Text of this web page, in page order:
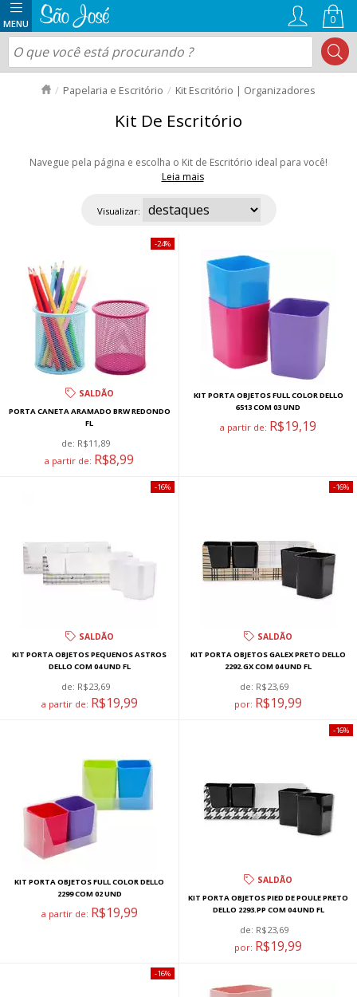
0
Papelaria e Escritório Kit Escritório | Organizadores
Kit De Escritório
Navegue pela página e escolha o Kit de Escritório ideal para você!
Leia mais
para organizar objetos pequenos com estilo e bom gosto! São porta
objetos de diversos tamanhos, formatos, texturas e cores. Aproveite as
Visualizar:
SALDÃO
PORTA CANETA ARAMADO BRW REDONDO
FL
de: R$11,89
a partir de: R$8,99
24%
KIT PORTA OBJETOS FULL COLOR DELLO
6513 COM 03 UND
a partir de: R$19,19
SALDÃO
KIT PORTA OBJETOS PEQUENOS ASTROS
DELLO COM 04 UND FL
de: R$23,69
a partir de: R$19,99
16%
SALDÃO
KIT PORTA OBJETOS GALEX PRETO DELLO
2292.GX COM 04 UND FL
de: R$23,69
por: R$19,99
16%
KIT PORTA OBJETOS FULL COLOR DELLO
2299 COM 02 UND
a partir de: R$19,99
SALDÃO
KIT PORTA OBJETOS PIED DE POULE PRETO
DELLO 2293.PP COM 04 UND FL
de: R$23,69
por: R$19,99
16%
16%